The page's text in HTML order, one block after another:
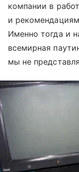
компании в
и
Именно тогда и
всемирная
мы не